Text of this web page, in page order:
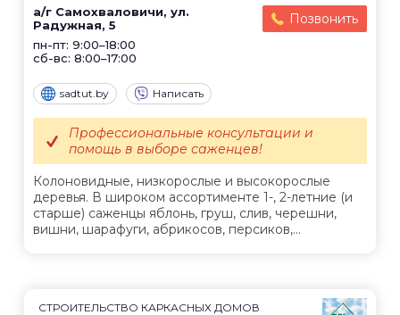
а/г Самохваловичи, ул.
Радужная, 5
пн-пт: 9:00–18:00
сб-вс: 8:00–17:00
Позвонить
sadtut.by Написать
Колоновидные, низкорослые и высокорослые
деревья. В широком ассортименте 1-, 2-летние (и
старше) саженцы яблонь, груш, слив, черешни,
вишни, шарафуги, абрикосов, персиков,...
Профессиональные консультации и
помощь в выборе саженцев!
СТРОИТЕЛЬСТВО КАРКАСНЫХ ДОМОВ